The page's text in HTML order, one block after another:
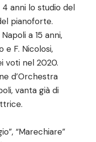
anni lo studio del
pianoforte.
a 15 anni,
e F. Nicolosi,
voti nel 2020.
d’Orchestra
vanta già di
“Marechiare”